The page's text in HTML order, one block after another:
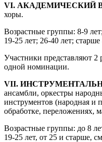
VI. АКАДЕМИЧЕСКИЙ
хоры.
Возрастные группы: 8-9
19-25 лет; 26-40 лет;
Участники представляют 2
одной номинации.
VII.
ансамбли, оркестры
инструментов (народная и
обработке, переложениях,
Возрастные группы: до 8
19-25 лет, от 25 и старше,